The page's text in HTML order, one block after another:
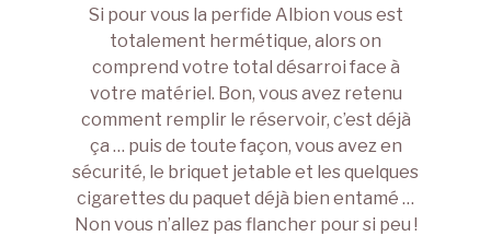
Si pour vous la perfide Albion vous est
totalement hermétique, alors on
comprend votre total désarroi face à
votre matériel. Bon, vous avez retenu
comment remplir le réservoir, c’est déjà
ça … puis de toute façon, vous avez en
sécurité, le briquet jetable et les quelques
cigarettes du paquet déjà bien entamé …
Non vous n’allez pas flancher pour si peu !